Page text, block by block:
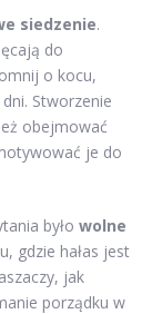
siedzenie.
do
o kocu,
Stworzenie
obejmować
je do
było wolne
gdzie hałas jest
jak
porządku w